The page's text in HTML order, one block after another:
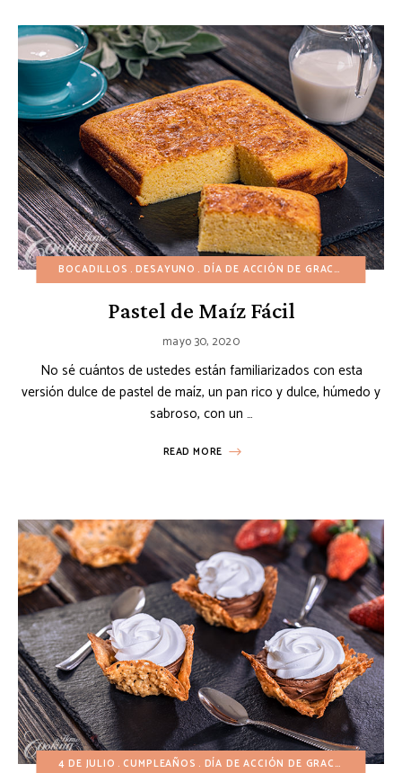
BOCADILLOS DESAYUNO DÍA DE ACCIÓN DE GRACIAS
Pastel de Maíz Fácil
mayo 30, 2020
No sé cuántos de ustedes están familiarizados con esta
versión dulce de pastel de maíz, un pan rico y dulce, húmedo y
sabroso, con un …
READ MORE
4 DE JULIO CUMPLEAÑOS DÍA DE ACCIÓN DE GRACIAS